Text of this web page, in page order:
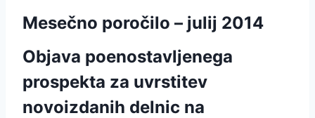
Mesečno poročilo – julij 2014
Objava poenostavljenega
prospekta za uvrstitev
novoizdanih delnic na